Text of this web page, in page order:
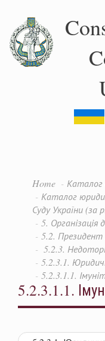
content
Home
Каталог
Каталог
Суду України (за
5. Організація
5.2. Президент
5.2.3.
5.2.3.1.
5.2.3.1.1.
5.2.3.1.1.